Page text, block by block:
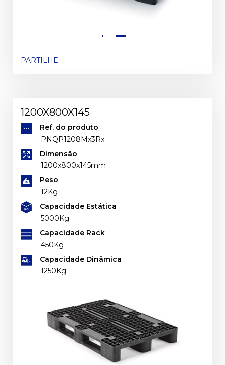
PARTILHE:
1200X800X145
Ref. do produto
PNQP1208Mx3Rx
Dimensão
1200x800x145mm
Peso
12Kg
Capacidade Estática
5000Kg
Capacidade Rack
450Kg
Capacidade Dinâmica
1250Kg